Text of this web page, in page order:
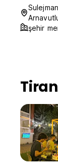
şehir